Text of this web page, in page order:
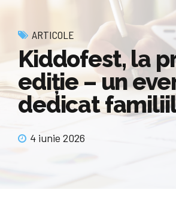
ARTICOLE
Kiddofest, la
ediție – un
dedicat
4 iunie 2026